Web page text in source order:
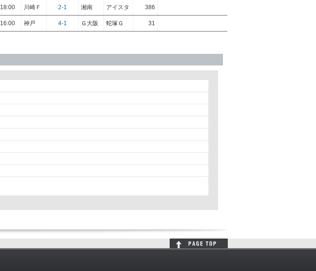
18:00 川崎Ｆ 2-1 湘南 アイスタ 386
16:00 神戸 4-1 Ｇ大阪 蛇塚Ｇ 31